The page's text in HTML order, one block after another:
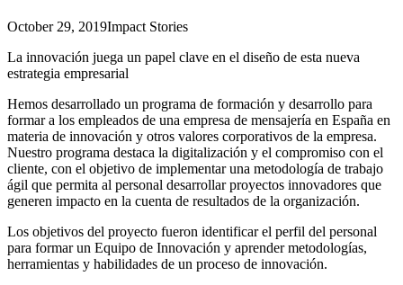
October 29, 2019Impact Stories
La innovación juega un papel clave en el diseño de esta nueva
estrategia empresarial
Hemos desarrollado un programa de formación y desarrollo para
formar a los empleados de una empresa de mensajería en España en
materia de innovación y otros valores corporativos de la empresa.
Nuestro programa destaca la digitalización y el compromiso con el
cliente, con el objetivo de implementar una metodología de trabajo
ágil que permita al personal desarrollar proyectos innovadores que
generen impacto en la cuenta de resultados de la organización.
Los objetivos del proyecto fueron identificar el perfil del personal
para formar un Equipo de Innovación y aprender metodologías,
herramientas y habilidades de un proceso de innovación.